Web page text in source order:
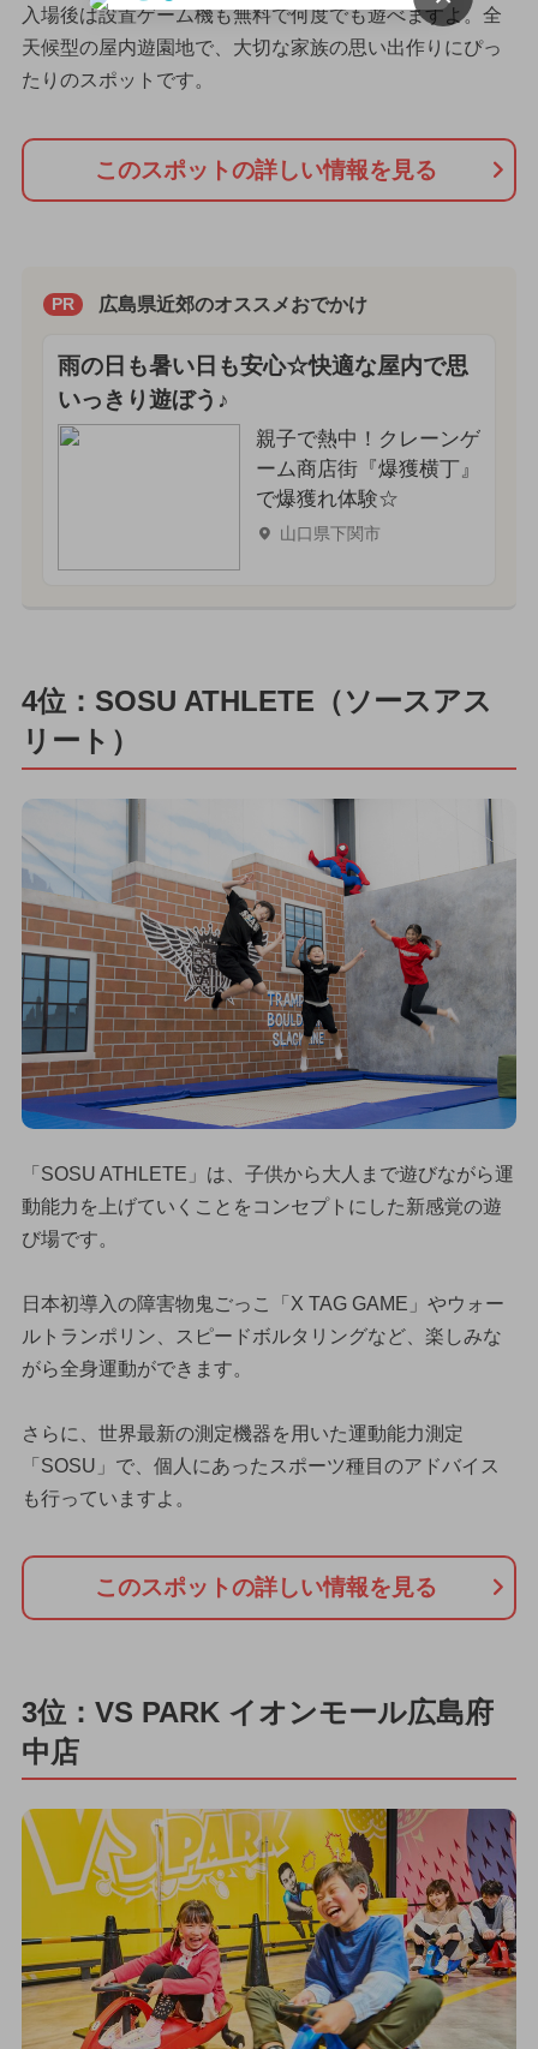
入場後は設置ゲーム機も無料で何度でも遊べますよ。全
天候型の屋内遊園地で、大切な家族の思い出作りにぴっ
たりのスポットです。
このスポットの詳しい情報を見る
PR 広島県近郊のオススメおでかけ
雨の日も暑い日も安心☆快適な屋内で思
いっきり遊ぼう♪
親子で熱中！クレーンゲ
ーム商店街『爆獲横丁』
で爆獲れ体験☆
山口県下関市
4位：SOSU ATHLETE（ソースアス
リート）
「SOSU ATHLETE」は、子供から大人まで遊びながら運
動能力を上げていくことをコンセプトにした新感覚の遊
び場です。
日本初導入の障害物鬼ごっこ「X TAG GAME」やウォー
ルトランポリン、スピードボルタリングなど、楽しみな
がら全身運動ができます。
さらに、世界最新の測定機器を用いた運動能力測定
「SOSU」で、個人にあったスポーツ種目のアドバイス
も行っていますよ。
このスポットの詳しい情報を見る
3位：VS PARK イオンモール広島府
中店